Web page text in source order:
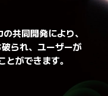
共同開発により、
破られ、ユーザーが
とができます。